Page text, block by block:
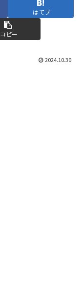
はてブ
コピー
2024.10.30